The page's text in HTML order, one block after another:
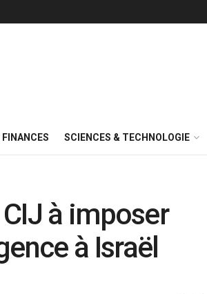
FINANCES SCIENCES & TECHNOLOGIE
à imposer
à Israël